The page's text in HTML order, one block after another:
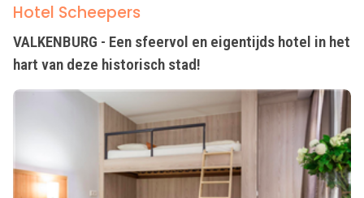
Hotel Scheepers
VALKENBURG - Een sfeervol en eigentijds hotel in het
hart van deze historisch stad!